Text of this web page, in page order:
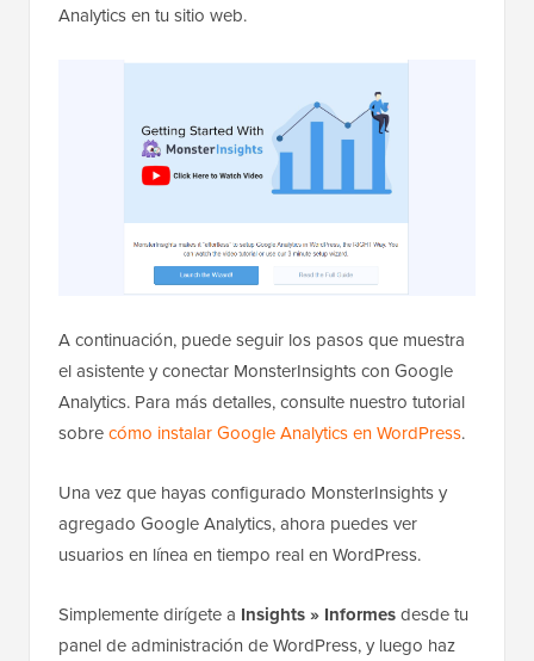
Analytics en tu sitio web.
A continuación, puede seguir los pasos que muestra
el asistente y conectar MonsterInsights con Google
Analytics. Para más detalles, consulte nuestro tutorial
sobrecómo instalar Google Analytics en WordPress.
Una vez que hayas configurado MonsterInsights y
agregado Google Analytics, ahora puedes ver
usuarios en línea en tiempo real en WordPress.
Simplemente dirígete a Insights » Informesdesde tu
panel de administración de WordPress, y luego haz